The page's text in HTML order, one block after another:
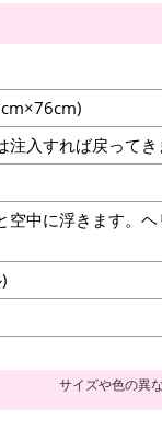
入すれば戻ってき
空中に浮きます。
サイズや色の異